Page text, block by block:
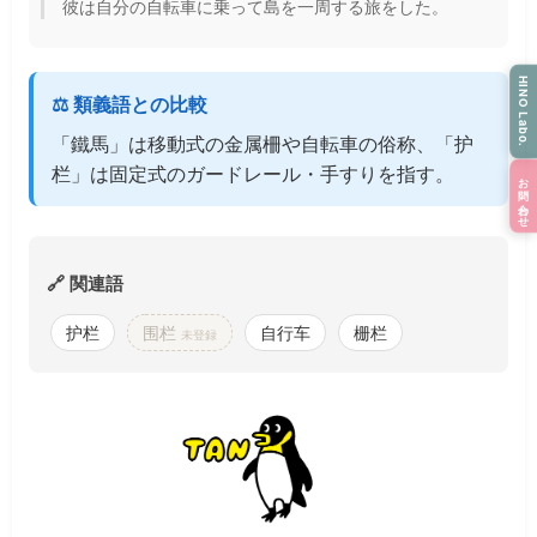
彼は自分の自転車に乗って島を一周する旅をした。
⚖️ 類義語との比較
「鐵馬」は移動式の金属柵や自転車の俗称、「护
栏」は固定式のガードレール・手すりを指す。
🔗 関連語
护栏 围栏 未登録 自行车 栅栏
HINO Labo.
お問い合わせ